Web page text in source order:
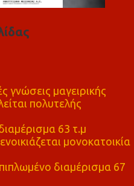
γνώσεις μαγειρικής
πολυτελής
63 τ.μ
μονοκατοικία
διαμέρισμα 67